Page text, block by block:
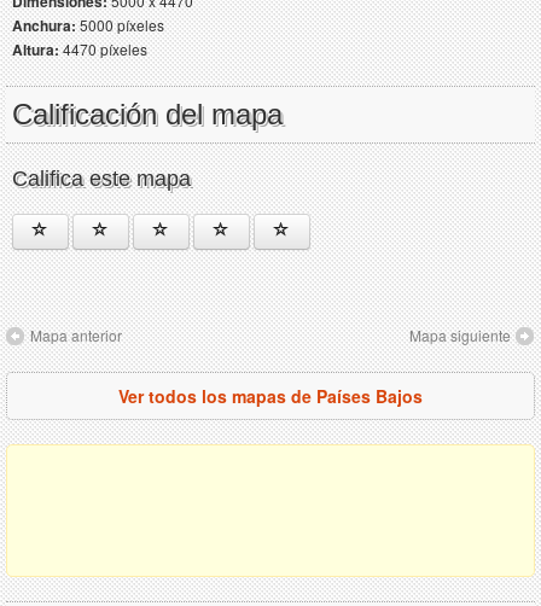
Anchura:5000 píxeles
Altura:4470 píxeles
Calificación del mapa
Califica este mapa
Mapa anterior Mapa siguiente
Ver todos los mapas de Países Bajos